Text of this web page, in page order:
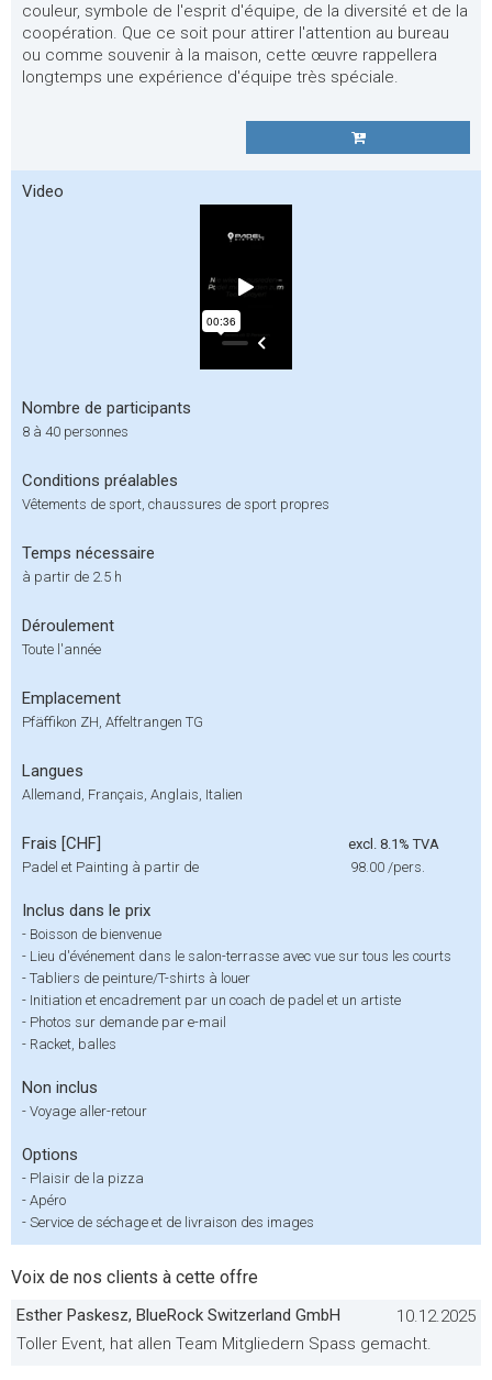
couleur, symbole de l'esprit d'équipe, de la diversité et de la
coopération. Que ce soit pour attirer l'attention au bureau
ou comme souvenir à la maison, cette œuvre rappellera
longtemps une expérience d'équipe très spéciale.
Video
Nombre de participants
8 à 40 personnes
Conditions préalables
Vêtements de sport, chaussures de sport propres
Temps nécessaire
à partir de 2.5 h
Déroulement
Toute l'année
Emplacement
Pfäffikon ZH, Affeltrangen TG
Langues
Allemand, Français, Anglais, Italien
Frais [CHF]
excl. 8.1% TVA
Padel et Painting à partir de
98.00 /pers.
Inclus dans le prix
- Boisson de bienvenue
- Lieu d'événement dans le salon-terrasse avec vue sur tous les courts
- Tabliers de peinture/T-shirts à louer
- Initiation et encadrement par un coach de padel et un artiste
- Photos sur demande par e-mail
- Racket, balles
Non inclus
- Voyage aller-retour
Options
- Plaisir de la pizza
- Apéro
- Service de séchage et de livraison des images
Voix de nos clients à cette offre
Esther Paskesz, BlueRock Switzerland GmbH
10.12.2025
Toller Event, hat allen Team Mitgliedern Spass gemacht.